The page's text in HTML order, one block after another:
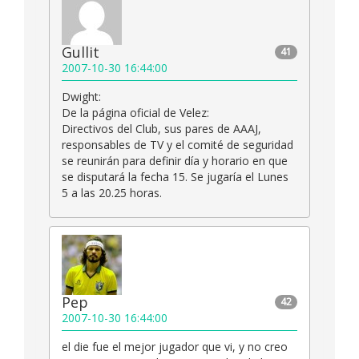
41
Gullit
2007-10-30 16:44:00
Dwight:
De la página oficial de Velez:
Directivos del Club, sus pares de AAAJ,
responsables de TV y el comité de seguridad
se reunirán para definir día y horario en que
se disputará la fecha 15. Se jugaría el Lunes
5 a las 20.25 horas.
42
Pep
2007-10-30 16:44:00
el die fue el mejor jugador que vi, y no creo